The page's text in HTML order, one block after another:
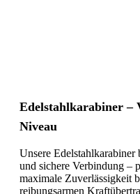
Edelstahlkarabiner –
Niveau
Unsere Edelstahlkarabiner
und sichere Verbindung –
maximale Zuverlässigkeit
reibungsarmen